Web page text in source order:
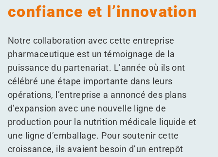
confiance et l’innovation
Notre collaboration avec cette entreprise
pharmaceutique est un témoignage de la
puissance du partenariat. L’année où ils ont
célébré une étape importante dans leurs
opérations, l’entreprise a annoncé des plans
d’expansion avec une nouvelle ligne de
production pour la nutrition médicale liquide et
une ligne d’emballage. Pour soutenir cette
croissance, ils avaient besoin d’un entrepôt